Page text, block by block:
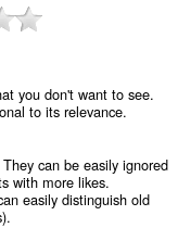
you don't want to see.
to its relevance.
can be easily ignored
with more likes.
easily distinguish old